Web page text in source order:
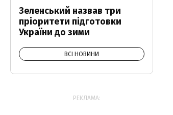
Зеленський назвав три
пріоритети підготовки
України до зими
ВСІ НОВИНИ
РЕКЛАМА: